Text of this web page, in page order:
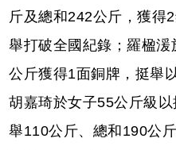
斤及總和242公斤，獲得
舉打破全國紀錄；羅楹
公斤獲得1面銅牌，挺舉
胡嘉琦於女子55公斤級
舉110公斤、總和190公